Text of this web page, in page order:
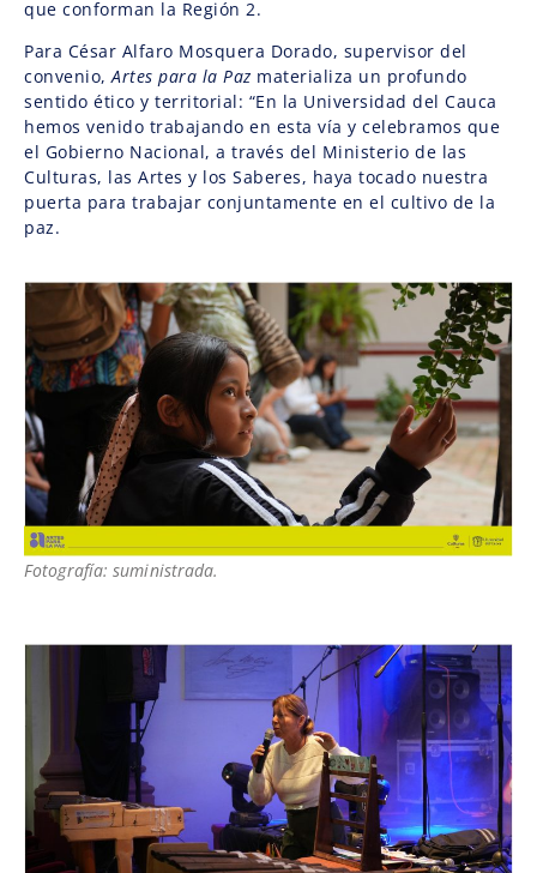
que conforman la Región 2.
Para César Alfaro Mosquera Dorado, supervisor del
convenio,Artes para la Paz materializa un profundo
sentido ético y territorial: “En la Universidad del Cauca
hemos venido trabajando en esta vía y celebramos que
el Gobierno Nacional, a través del Ministerio de las
Culturas, las Artes y los Saberes, haya tocado nuestra
puerta para trabajar conjuntamente en el cultivo de la
paz.
Fotografía: suministrada.